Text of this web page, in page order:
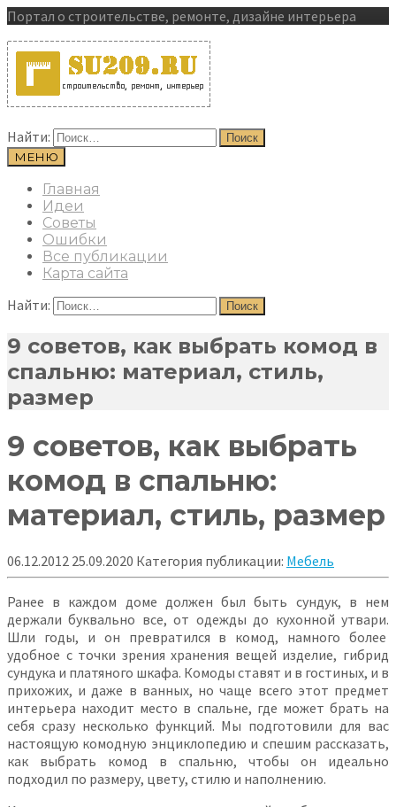
Портал о строительстве, ремонте, дизайне интерьера
Найти:
МЕНЮ
Главная
Идеи
Советы
Ошибки
Все публикации
Карта сайта
Найти:
9 советов, как выбрать комод в
спальню: материал, стиль,
размер
9 советов, как выбрать
комод в спальню:
материал, стиль, размер
06.12.2012 25.09.2020 Категория публикации: Мебель
Ранее в каждом доме должен был быть сундук, в нем
держали буквально все, от одежды до кухонной утвари.
Шли годы, и он превратился в комод, намного более
удобное с точки зрения хранения вещей изделие, гибрид
сундука и платяного шкафа. Комоды ставят и в гостиных, и в
прихожих, и даже в ванных, но чаще всего этот предмет
интерьера находит место в спальне, где может брать на
себя сразу несколько функций. Мы подготовили для вас
настоящую комодную энциклопедию и спешим рассказать,
как выбрать комод в спальню, чтобы он идеально
подходил по размеру, цвету, стилю и наполнению.